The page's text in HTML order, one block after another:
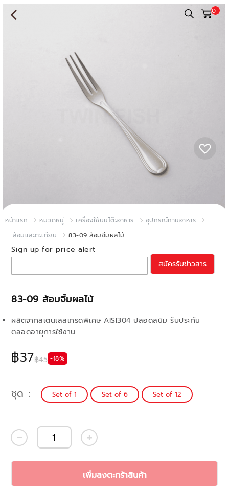
0
หน้าแรก หมวดหมู่ เครื่องใช้บนโต๊ะอาหาร
อุปกรณ์ทานอาหาร
ส้อมและตะเกียบ
83-09 ส้อมจิ้มผลไม้
83-09 ส้อมจิ้มผลไม้
฿37฿45 -18%
ผลิตจากสเตนเลสเกรดพิเศษ AISI304 ปลอดสนิม รับประกัน
ตลอดอายุการใช้งาน
Sign up for price alert
สมัครรับข่าวสาร
ชุด Set of 1 Set of 6 Set of 12
เพิ่มลงตะกร้าสินค้า